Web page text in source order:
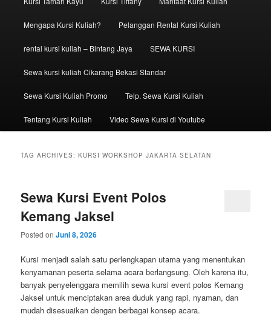
Mengapa Kursi Kuliah? Pelanggan Rental Kursi Kuliah
rental kursi kuliah – Bintang Jaya SEWA KURSI
Sewa kursi kuliah Cikarang Bekasi Standar
Sewa Kursi Kuliah Promo Telp. Sewa Kursi Kuliah
Tentang Kursi Kuliah Video Sewa Kursi di Youtube
TAG ARCHIVES:KURSI WORKSHOP JAKARTA SELATAN
Sewa Kursi Event Polos
Kemang Jaksel
Posted onJuni 8, 2026
Kursi menjadi salah satu perlengkapan utama yang menentukan
kenyamanan peserta selama acara berlangsung. Oleh karena itu,
banyak penyelenggara memilih sewa kursi event polos Kemang
Jaksel untuk menciptakan area duduk yang rapi, nyaman, dan
mudah disesuaikan dengan berbagai konsep acara.